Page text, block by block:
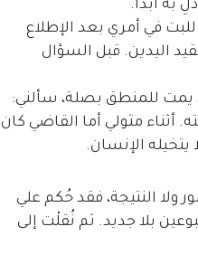
به أبداً.
في أمري بعد الإطلاع
اليدين. قبل السؤال
يمت للمنطق بصلة، سألني:
أثناء مثولي أما القاضي كان
الإنسان.
ولا النتيجة، فقد حُكم علي
بلا جديد. ثم نُقلْت إلى